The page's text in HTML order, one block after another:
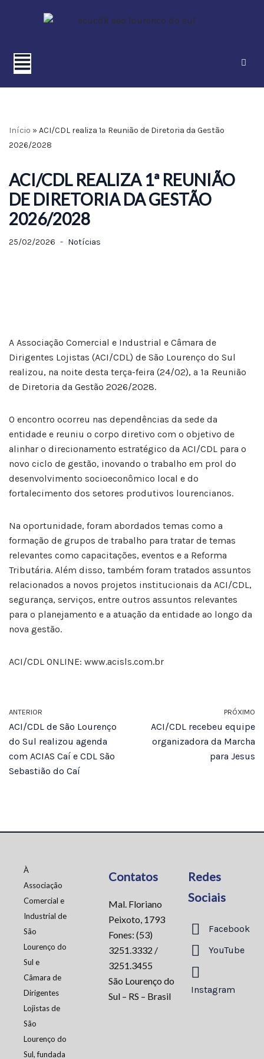
conteúdo
Início » ACI/CDL realiza 1ª Reunião de Diretoria da Gestão
2026/2028
ACI/CDL REALIZA 1ª REUNIÃO
DE DIRETORIA DA GESTÃO
2026/2028
25/02/2026 Notícias
A Associação Comercial e Industrial e Câmara de
Dirigentes Lojistas (ACI/CDL) de São Lourenço do Sul
realizou, na noite desta terça-feira (24/02), a 1ª Reunião
de Diretoria da Gestão 2026/2028.
O encontro ocorreu nas dependências da sede da
entidade e reuniu o corpo diretivo com o objetivo de
alinhar o direcionamento estratégico da ACI/CDL para o
novo ciclo de gestão, inovando o trabalho em prol do
desenvolvimento socioeconômico local e do
fortalecimento dos setores produtivos lourencianos.
Na oportunidade, foram abordados temas como a
formação de grupos de trabalho para tratar de temas
relevantes como capacitações, eventos e a Reforma
Tributária. Além disso, também foram tratados assuntos
relacionados a novos projetos institucionais da ACI/CDL,
segurança, serviços, entre outros assuntos relevantes
para o planejamento e a atuação da entidade ao longo da
nova gestão.
ACI/CDL ONLINE: www.acisls.com.br
ANTERIOR
ACI/CDL de São Lourenço
do Sul realizou agenda
com ACIAS Caí e CDL São
Sebastião do Caí
PRÓXIMO
ACI/CDL recebeu equipe
organizadora da Marcha
para Jesus
À
Associação
Comercial e
Industrial de
São
Lourenço do
Sul e
Câmara de
Dirigentes
Lojistas de
São
Lourenço do
Sul, fundada
Contatos
Mal. Floriano
Peixoto, 1793
Fones: (53)
3251.3332 /
3251.3455
São Lourenço do
Sul – RS – Brasil
Redes
Sociais
Facebook
YouTube
Instagram